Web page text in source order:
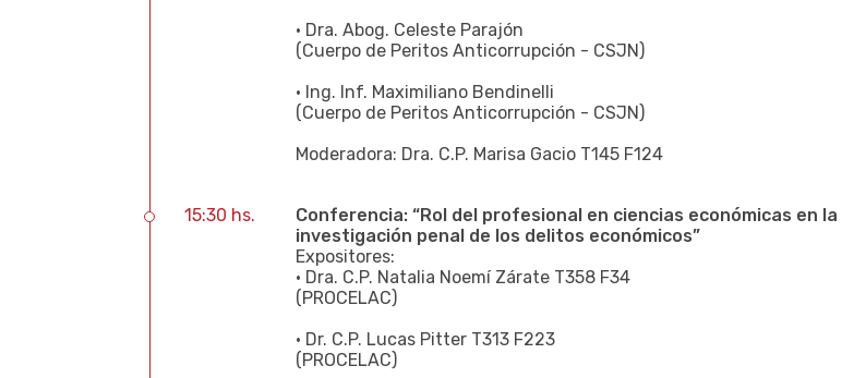
• Dra. Abog. Celeste Parajón
(Cuerpo de Peritos Anticorrupción - CSJN)
• Ing. Inf. Maximiliano Bendinelli
(Cuerpo de Peritos Anticorrupción - CSJN)
Moderadora: Dra. C.P. Marisa Gacio T145 F124
15:30 hs.
Conferencia: “Rol del profesional en ciencias económicas en la
investigación penal de los delitos económicos”
Expositores:
• Dra. C.P. Natalia Noemí Zárate T358 F34
(PROCELAC)
• Dr. C.P. Lucas Pitter T313 F223
(PROCELAC)